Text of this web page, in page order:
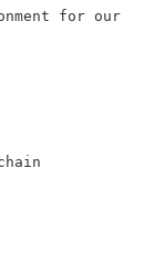
for our